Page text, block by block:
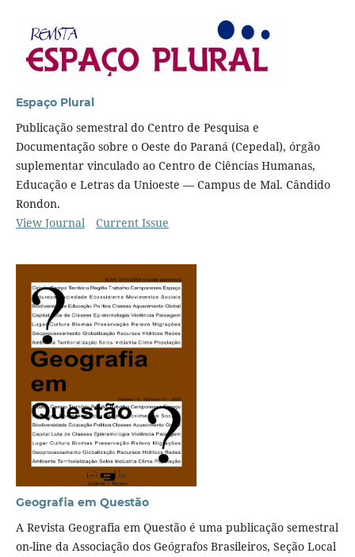
Espaço Plural
Publicação semestral do Centro de Pesquisa e
Documentação sobre o Oeste do Paraná (Cepedal), órgão
suplementar vinculado ao Centro de Ciências Humanas,
Educação e Letras da Unioeste — Campus de Mal. Cândido
Rondon.
View Journal
Current Issue
Geografia em Questão
A Revista Geografia em Questão é uma publicação semestral
on-line da Associação dos Geógrafos Brasileiros, Seção Local